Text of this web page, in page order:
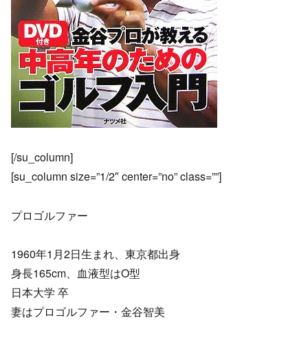
[/su_column]
[su_column size=”1/2″ center=”no” class=””]
プロゴルファー
1960年1月2日生まれ、東京都出身
身長165cm、血液型はO型
日本大学 卒
妻はプロゴルファー・金谷智美